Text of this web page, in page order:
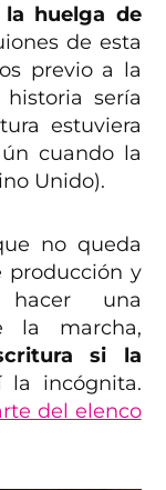
huelga de
de esta
previo a la
sería
estuviera
cuando la
Unido).
no queda
producción y
hacer una
la marcha,
si la
la incógnita.
del elenco